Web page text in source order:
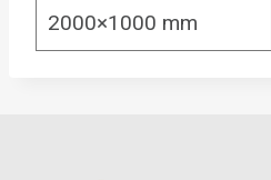
2000×1000 mm